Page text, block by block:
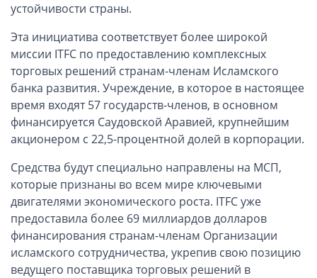
Счёт и карта в Киргизии для физлиц
Гражданство Сьерра-Леоне
Европейские и резидентные компании
Английские партнерства LLP
Ирландские компании LTD
Компании в Сингапуре
Компании на Кипре
Канадские компании LTD
Канадские партнерства LP
Компании в США (Флорида)
устойчивости страны.
Эта инициатива соответствует более широкой
миссии ITFC по предоставлению комплексных
торговых решений странам-членам Исламского
банка развития. Учреждение, в которое в настоящее
время входят 57 государств-членов, в основном
финансируется Саудовской Аравией, крупнейшим
акционером с 22,5-процентной долей в корпорации.
Средства будут специально направлены на МСП,
которые признаны во всем мире ключевыми
двигателями экономического роста. ITFC уже
предоставила более 69 миллиардов долларов
финансирования странам-членам Организации
исламского сотрудничества, укрепив свою позицию
ведущего поставщика торговых решений в